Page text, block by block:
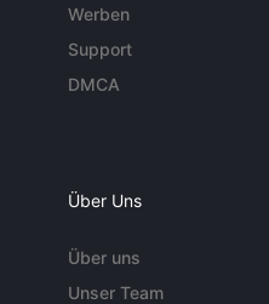
Werben
Support
DMCA
Über Uns
Über uns
Unser Team